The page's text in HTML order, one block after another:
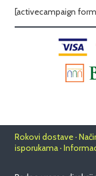
[activecampaign
Rokovi dostave ·
isporukama ·